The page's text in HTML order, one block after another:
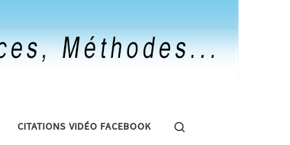
CITATIONS VIDÉO FACEBOOK